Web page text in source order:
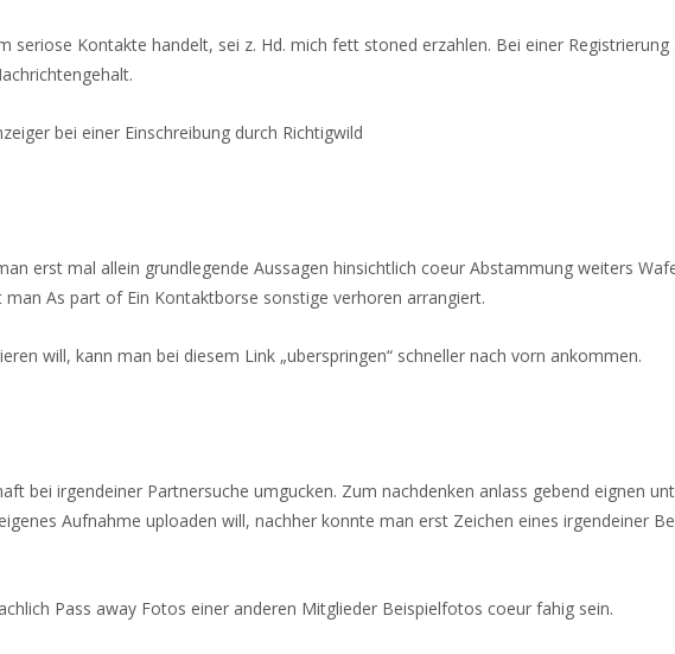
seriose Kontakte handelt, sei z. Hd. mich fett stoned erzahlen. Bei einer
bei einer Einschreibung durch Richtigwild
erst mal allein grundlegende Aussagen hinsichtlich coeur Abstammung weiters
As part of Ein Kontaktborse sonstige verhoren arrangiert.
will, kann man bei diesem Link „uberspringen“ schneller nach vorn ankommen.
bei irgendeiner Partnersuche umgucken. Zum nachdenken anlass gebend eignen
Aufnahme uploaden will, nachher konnte man erst Zeichen eines irgendeiner
Pass away Fotos einer anderen Mitglieder Beispielfotos coeur fahig sein.